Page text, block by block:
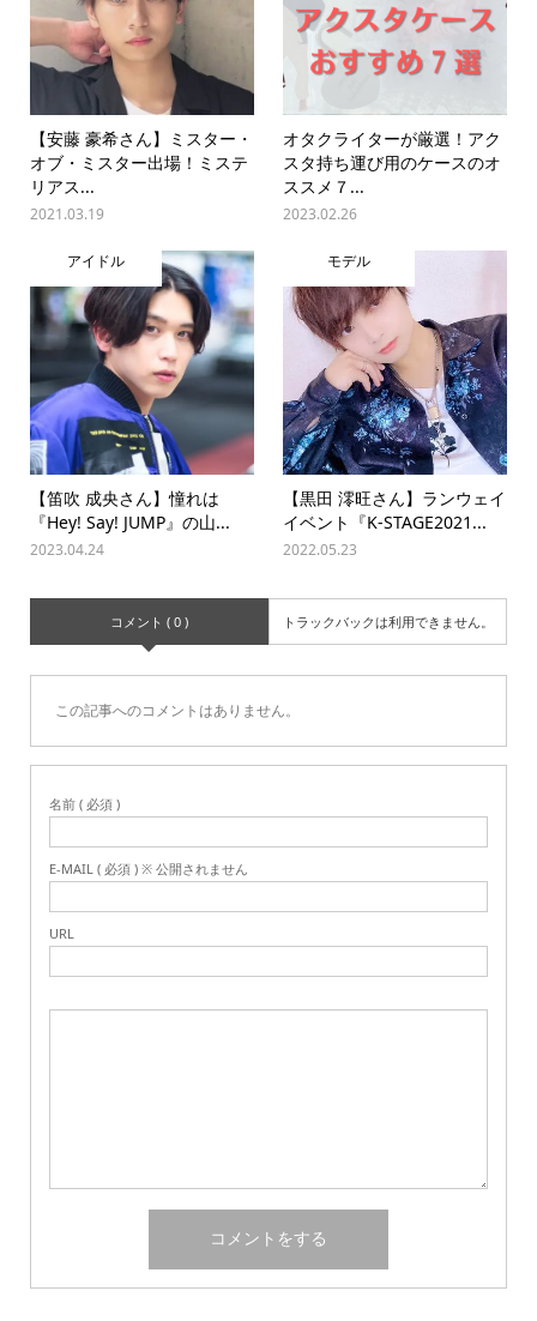
【安藤 豪希さん】ミスター・
オブ・ミスター出場！ミステ
リアス...
2021.03.19
オタクライターが厳選！アク
スタ持ち運び用のケースのオ
ススメ７...
2023.02.26
アイドル
【笛吹 成央さん】憧れは
『Hey! Say! JUMP』の山...
2023.04.24
モデル
【黒田 澪旺さん】ランウェイ
イベント『K-STAGE2021...
2022.05.23
コメント ( 0 ) トラックバックは利用できません。
この記事へのコメントはありません。
名前 ( 必須 )
E-MAIL ( 必須 ) ※ 公開されません
URL